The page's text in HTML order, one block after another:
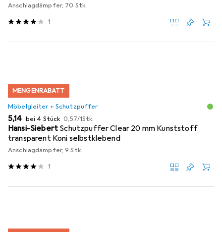
Anschlagdämpfer, 70 Stk.
1
MENGENRABATT
Möbelgleiter + Schutzpuffer
EUR
5,14 bei 4 Stück EUR
0,57/1Stk.
Hansi-Siebert Schutzpuffer Clear 20 mm Kunststoff
transparent Koni selbstklebend
Anschlagdämpfer, 9 Stk.
1